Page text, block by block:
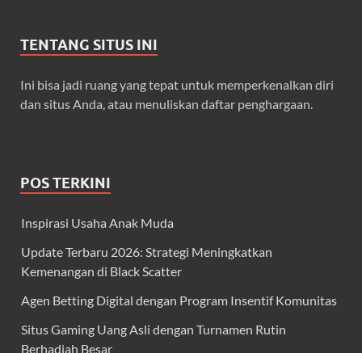
TENTANG SITUS INI
Ini bisa jadi ruang yang tepat untuk memperkenalkan diri
dan situs Anda, atau menuliskan daftar penghargaan.
POS TERKINI
Inspirasi Usaha Anak Muda
Update Terbaru 2026: Strategi Meningkatkan
Kemenangan di Black Scatter
Agen Betting Digital dengan Program Insentif Komunitas
Situs Gaming Uang Asli dengan Turnamen Rutin
Berhadiah Besar